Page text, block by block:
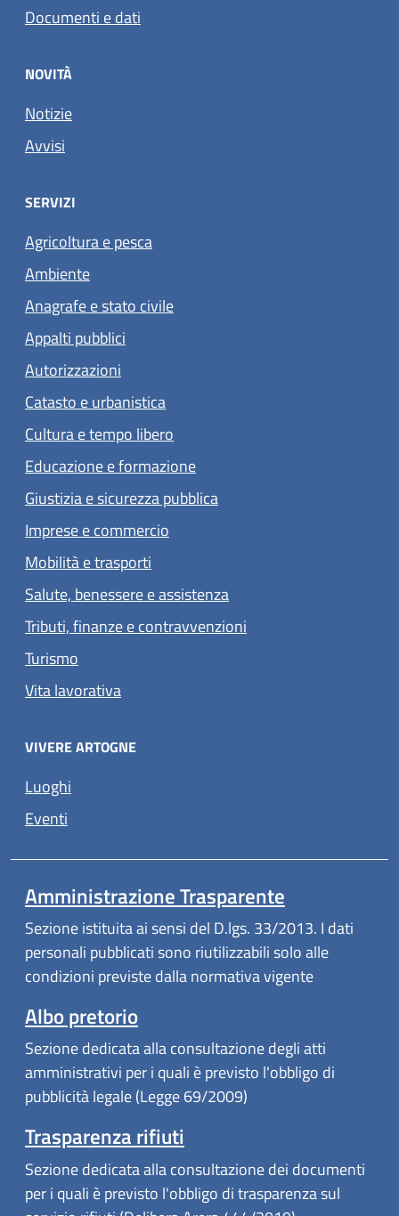
Documenti e dati
NOVITÀ
Notizie
Avvisi
SERVIZI
Agricoltura e pesca
Ambiente
Anagrafe e stato civile
Appalti pubblici
Autorizzazioni
Catasto e urbanistica
Cultura e tempo libero
Educazione e formazione
Giustizia e sicurezza pubblica
Imprese e commercio
Mobilità e trasporti
Salute, benessere e assistenza
Tributi, finanze e contravvenzioni
Turismo
Vita lavorativa
VIVERE ARTOGNE
Luoghi
Eventi
Amministrazione Trasparente
Sezione istituita ai sensi del D.lgs. 33/2013. I dati
personali pubblicati sono riutilizzabili solo alle
condizioni previste dalla normativa vigente
Albo pretorio
Sezione dedicata alla consultazione degli atti
amministrativi per i quali è previsto l'obbligo di
pubblicità legale (Legge 69/2009)
Trasparenza rifiuti
Sezione dedicata alla consultazione dei documenti
per i quali è previsto l'obbligo di trasparenza sul